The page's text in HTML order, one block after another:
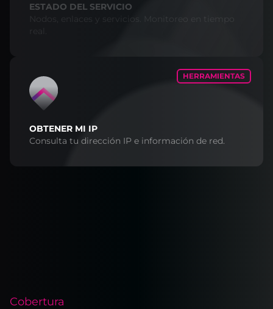
ESTADO DEL SERVICIO
Nodos, enlaces y servicios. Monitoreo en tiempo
HERRAMIENTAS
OBTENER MI IP
Consulta tu dirección IP e información de red.
Cobertura